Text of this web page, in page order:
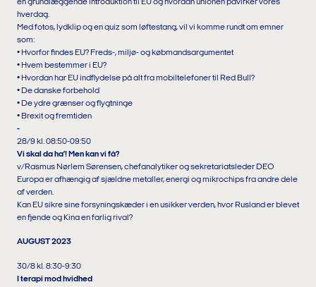
en grundlæggende introduktion til EU og hvordan unionen påvirker vores
hverdag.
Med fotos, lydklip og en quiz som løftestang, vil vi komme rundt om emner
som:
• Hvorfor findes EU? Freds-, miljø- og købmandsargumentet
• Hvem bestemmer i EU?
• Hvordan har EU indflydelse på alt fra mobiltelefoner til Red Bull?
• De danske forbehold
• De ydre grænser og flygtninge
• Brexit og fremtiden
-
28/9 kl. 08:50-09:50
Vi skal da ha’! Men kan vi få?
v/Rasmus Nørlem Sørensen, chefanalytiker og sekretariatsleder DEO
Europa er afhængig af sjældne metaller, energi og mikrochips fra andre dele
af verden.
Kan EU sikre sine forsyningskæder i en usikker verden, hvor Rusland er blevet
en fjende og Kina en farlig rival?
AUGUST 2023
30/8 kl. 8:30-9:30
I terapi mod hvidhed